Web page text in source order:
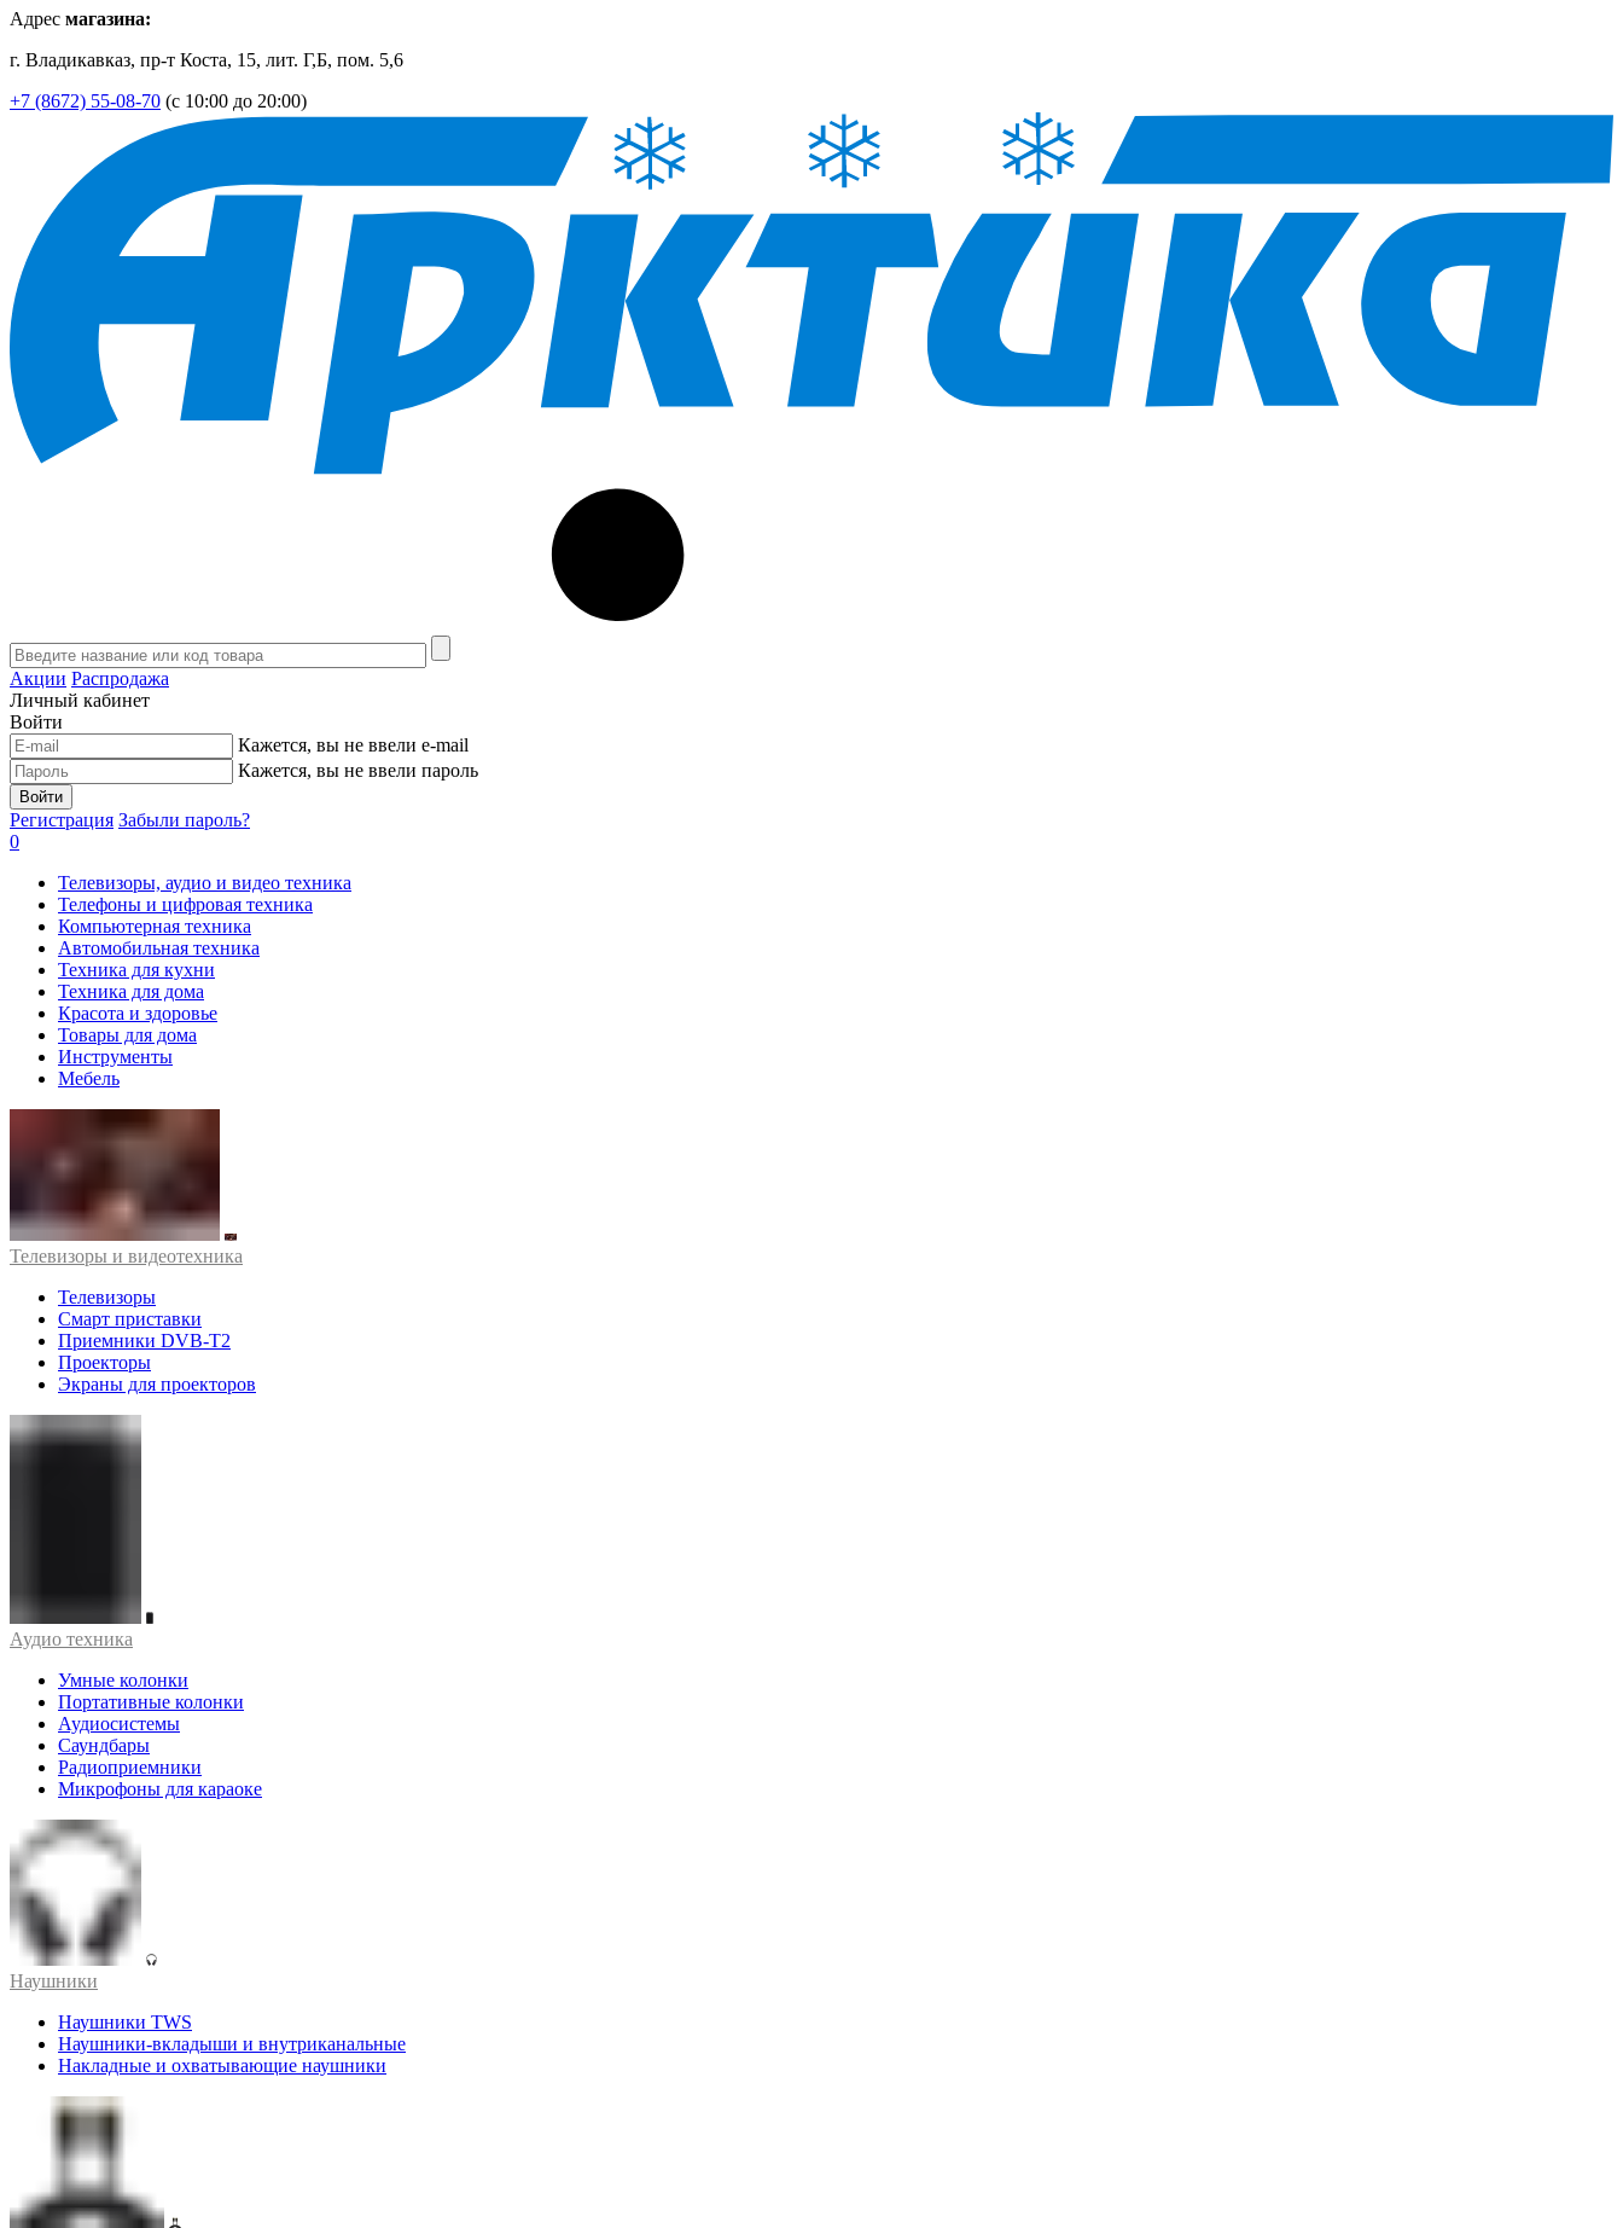
Адрес магазина:
г. Владикавказ, пр-т Коста, 15, лит. Г,Б, пом. 5,6
+7 (8672) 55-08-70 (с 10:00 до 20:00)
Акции Распродажа
Личный кабинет
Войти
Кажется, вы не ввели e-mail
Кажется, вы не ввели пароль
Войти
Регистрация Забыли пароль?
0
Телевизоры, аудио и видео техника
Телефоны и цифровая техника
Компьютерная техника
Автомобильная техника
Техника для кухни
Техника для дома
Красота и здоровье
Товары для дома
Инструменты
Мебель
Телевизоры и видеотехника
Телевизоры
Смарт приставки
Приемники DVB-T2
Проекторы
Экраны для проекторов
Аудио техника
Умные колонки
Портативные колонки
Аудиосистемы
Саундбары
Радиоприемники
Микрофоны для караоке
Наушники
Наушники TWS
Наушники-вкладыши и внутриканальные
Накладные и охватывающие наушники